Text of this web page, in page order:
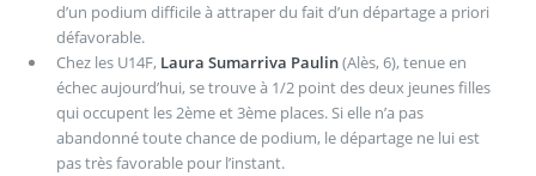
d’un podium difficile à attraper du fait d’un départage a priori
défavorable.
Chez les U14F, Laura Sumarriva Paulin(Alès, 6), tenue en
échec aujourd’hui, se trouve à 1/2 point des deux jeunes filles
qui occupent les 2ème et 3ème places. Si elle n’a pas
abandonné toute chance de podium, le départage ne lui est
pas très favorable pour l’instant.